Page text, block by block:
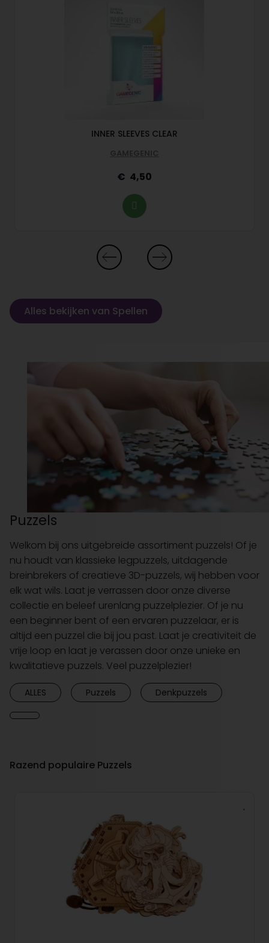
INNER SLEEVES CLEAR
GAMEGENIC
4,50
Alles bekijken van Spellen
Puzzels
Welkom bij ons uitgebreide assortiment puzzels! Of je
nu houdt van klassieke legpuzzels, uitdagende
breinbrekers of creatieve 3D-puzzels, wij hebben voor
elk wat wils. Laat je verrassen door onze diverse
collectie en beleef urenlang puzzelplezier. Of je nu
een beginner bent of een ervaren puzzelaar, er is
altijd een puzzel die bij jou past. Laat je creativiteit de
vrije loop en laat je verassen door onze unieke en
kwalitatieve puzzels. Veel puzzelplezier!
ALLES Puzzels Denkpuzzels
Razend populaire Puzzels